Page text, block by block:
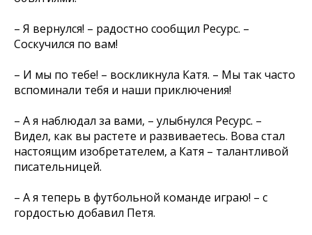
– Я вернулся! – радостно сообщил Ресурс. –
Соскучился по вам!
– И мы по тебе! – воскликнула Катя. – Мы так часто
вспоминали тебя и наши приключения!
– А я наблюдал за вами, – улыбнулся Ресурс. –
Видел, как вы растете и развиваетесь. Вова стал
настоящим изобретателем, а Катя – талантливой
писательницей.
– А я теперь в футбольной команде играю! – с
гордостью добавил Петя.